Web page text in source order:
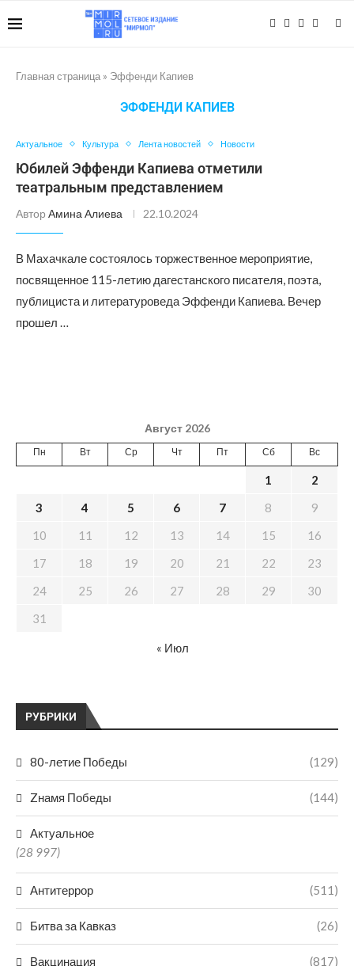
Главная страница » Эффенди Капиев
ЭФФЕНДИ КАПИЕВ
Актуальное Культура Лента новостей Новости
Юбилей Эффенди Капиева отметили
театральным представлением
Автор Амина Алиева 22.10.2024
В Махачкале состоялось торжественное мероприятие,
посвященное 115-летию дагестанского писателя, поэта,
публициста и литературоведа Эффенди Капиева. Вечер
прошел …
РУБРИКИ
80-летие Победы (129)
Zнамя Победы (144)
Актуальное
(28 997)
Антитеррор (511)
Битва за Кавказ (26)
Вакцинация (817)
Август 2026
Пн Вт Ср Чт Пт Сб Вс
1
2
3
4 5 6 7 8
9
10
11 12 13 14 15
16
17
18 19 20 21 22
23
24
25 26 27 28 29
30
31
« Июл